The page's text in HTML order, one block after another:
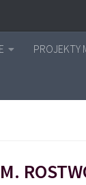
PROJEKTY